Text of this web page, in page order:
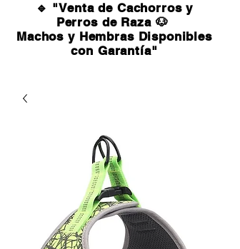
🔹 "Venta de Cachorros y
Perros de Raza 🐶
Machos y Hembras Disponibles
con Garantía"